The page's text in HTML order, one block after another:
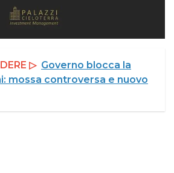
▷ Governo blocca la
mossa controversa e nuovo